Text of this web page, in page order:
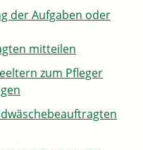
der Aufgaben oder
mitteilen
zum Pfleger